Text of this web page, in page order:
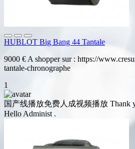
HUBLOT Big Bang 44 Tantale
9000 € A shopper sur : https://
tantale-chronographe
1
国产线播放免费人成视频播放 Thank
Hello Administ .